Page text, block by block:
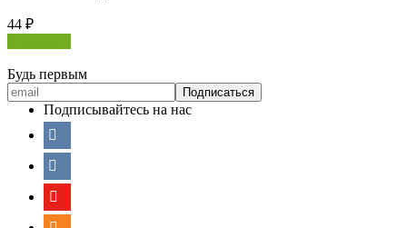
44 ₽
Будь первым
Подписывайтесь на нас